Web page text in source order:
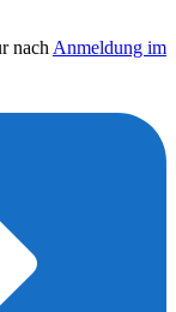
nach Anmeldung im